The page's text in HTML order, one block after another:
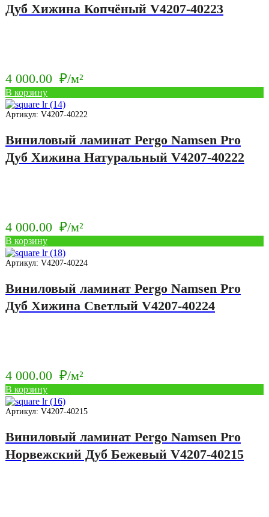
Дуб Хижина Копчёный V4207-40223
4 000.00 ₽/м²
В корзину
Артикул: V4207-40222
Виниловый ламинат Pergo Namsen Pro
Дуб Хижина Натуральный V4207-40222
4 000.00 ₽/м²
В корзину
Артикул: V4207-40224
Виниловый ламинат Pergo Namsen Pro
Дуб Хижина Светлый V4207-40224
4 000.00 ₽/м²
В корзину
Артикул: V4207-40215
Виниловый ламинат Pergo Namsen Pro
Норвежский Дуб Бежевый V4207-40215